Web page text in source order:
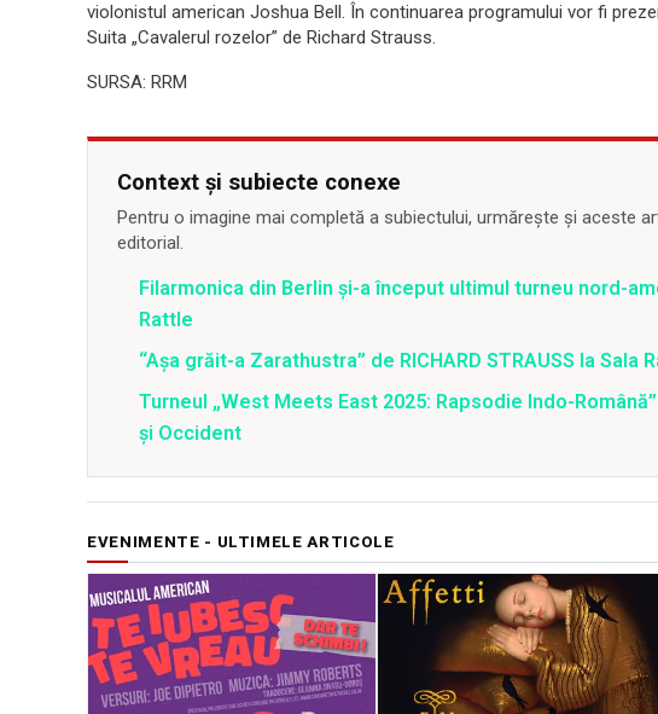
violonistul american Joshua Bell. În continuarea programului vor fi
Suita „Cavalerul rozelor” de Richard Strauss.
SURSA: RRM
Context și subiecte conexe
Pentru o imagine mai completă a subiectului, urmărește și aceste
editorial.
Filarmonica din Berlin și-a început ultimul turneu nord-
Rattle
“Aşa grăit-a Zarathustra” de RICHARD STRAUSS la Sala
Turneul „West Meets East 2025: Rapsodie Indo-
și Occident
EVENIMENTE - ULTIMELE ARTICOLE